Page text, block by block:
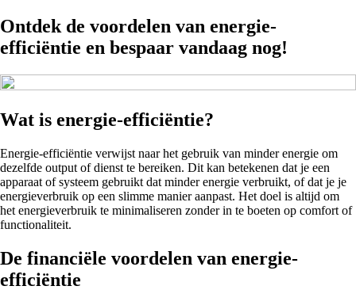
Ontdek de voordelen van energie-
efficiëntie en bespaar vandaag nog!
Wat is energie-efficiëntie?
Energie-efficiëntie verwijst naar het gebruik van minder energie om
dezelfde output of dienst te bereiken. Dit kan betekenen dat je een
apparaat of systeem gebruikt dat minder energie verbruikt, of dat je je
energieverbruik op een slimme manier aanpast. Het doel is altijd om
het energieverbruik te minimaliseren zonder in te boeten op comfort of
functionaliteit.
De financiële voordelen van energie-
efficiëntie